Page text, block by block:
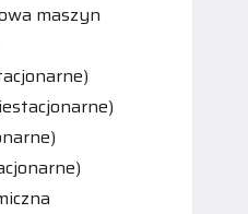
maszyn